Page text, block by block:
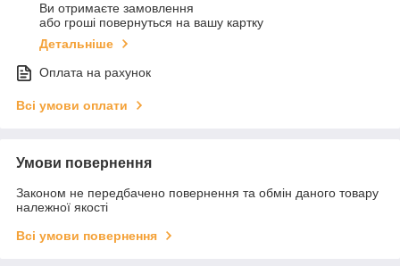
Ви отримаєте замовлення
або гроші повернуться на вашу картку
Детальніше
Оплата на рахунок
Всі умови оплати
Умови повернення
Законом не передбачено повернення та обмін даного товару
належної якості
Всі умови повернення